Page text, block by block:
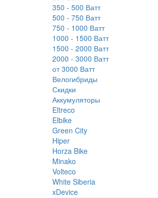
350 - 500 Ватт
500 - 750 Ватт
750 - 1000 Ватт
1000 - 1500 Ватт
1500 - 2000 Ватт
2000 - 3000 Ватт
от 3000 Ватт
Велогибриды
Скидки
Аккумуляторы
Eltreco
Elbike
Green City
Hiper
Horza Bike
Minako
Volteco
White Siberia
xDevice